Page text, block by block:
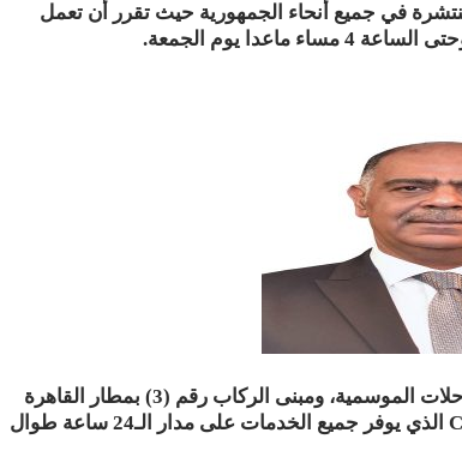
في جميع أنحاء الجمهورية حيث تقرر أن تعمل
كما يمكن للعملاء التعامل مع مكاتب مبيعات مبني الرحلات الموسمية، ومبنى الركاب رقم (3) بمطار القاهرة
الدولي وكذا مركز الإتصالات التليفونية الـCall Center الذي يوفر جميع الخدمات على مدار الـ24 ساعة طوال